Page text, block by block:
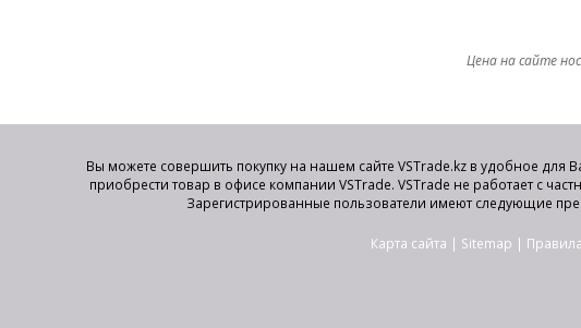
Цена на сайте
Вы можете совершить покупку на нашем сайте VSTrade.kz в удобное
приобрести товар в офисе компании VSTrade. VSTrade не работает с
Зарегистрированные пользователи имеют следующие
Карта сайта | Sitemap |